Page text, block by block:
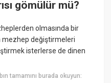
gömülür mü?
olmasında bir
mezhep değiştirmeleri
isterlerse de dinen
tamamını burada okuyun: